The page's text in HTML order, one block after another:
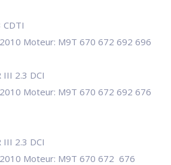
CDTI
Moteur: M9T 670 672 692 696
III 2.3 DCI
Moteur: M9T 670 672 692 676
III 2.3 DCI
Moteur: M9T 670 672 676